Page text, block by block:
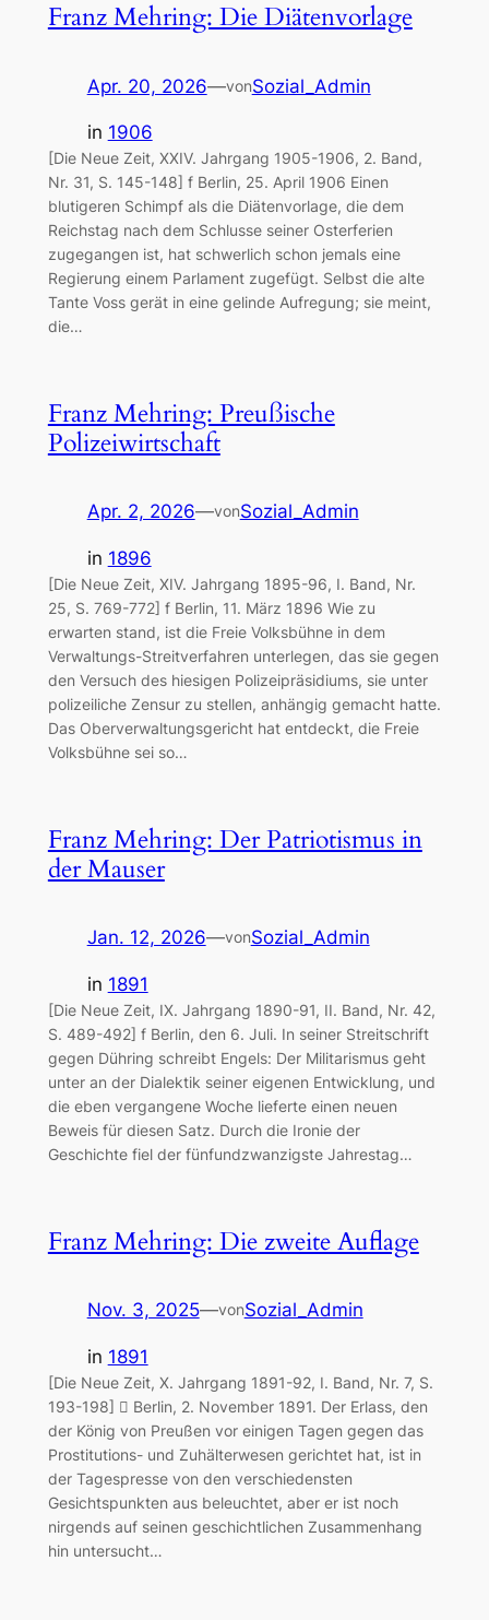
Franz Mehring: Die Diätenvorlage
Apr. 20, 2026—vonSozial_Admin
in 1906
[Die Neue Zeit, XXIV. Jahrgang 1905-1906, 2. Band,
Nr. 31, S. 145-148] f Berlin, 25. April 1906 Einen
blutigeren Schimpf als die Diätenvorlage, die dem
Reichstag nach dem Schlusse seiner Osterferien
zugegangen ist, hat schwerlich schon jemals eine
Regierung einem Parlament zugefügt. Selbst die alte
Tante Voss gerät in eine gelinde Aufregung; sie meint,
die…
Franz Mehring: Preußische
Polizeiwirtschaft
Apr. 2, 2026—vonSozial_Admin
in 1896
[Die Neue Zeit, XIV. Jahrgang 1895-96, I. Band, Nr.
25, S. 769-772] f Berlin, 11. März 1896 Wie zu
erwarten stand, ist die Freie Volksbühne in dem
Verwaltungs-Streitverfahren unterlegen, das sie gegen
den Versuch des hiesigen Polizeipräsidiums, sie unter
polizeiliche Zensur zu stellen, anhängig gemacht hatte.
Das Oberverwaltungsgericht hat entdeckt, die Freie
Volksbühne sei so…
Franz Mehring: Der Patriotismus in
der Mauser
Jan. 12, 2026—vonSozial_Admin
in 1891
[Die Neue Zeit, IX. Jahrgang 1890-91, II. Band, Nr. 42,
S. 489-492] f Berlin, den 6. Juli. In seiner Streitschrift
gegen Dühring schreibt Engels: Der Militarismus geht
unter an der Dialektik seiner eigenen Entwicklung, und
die eben vergangene Woche lieferte einen neuen
Beweis für diesen Satz. Durch die Ironie der
Geschichte fiel der fünfundzwanzigste Jahrestag…
Franz Mehring: Die zweite Auflage
Nov. 3, 2025—vonSozial_Admin
in 1891
[Die Neue Zeit, X. Jahrgang 1891-92, I. Band, Nr. 7, S.
193-198]  Berlin, 2. November 1891. Der Erlass, den
der König von Preußen vor einigen Tagen gegen das
Prostitutions- und Zuhälterwesen gerichtet hat, ist in
der Tagespresse von den verschiedensten
Gesichtspunkten aus beleuchtet, aber er ist noch
nirgends auf seinen geschichtlichen Zusammenhang
hin untersucht…